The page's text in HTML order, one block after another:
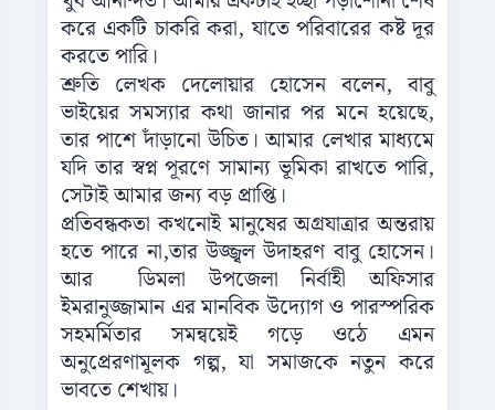
করে একটি চাকরি করা, যাতে পরিবারের কষ্ট দূর
করতে পারি।
শ্রুতি লেখক দেলোয়ার হোসেন বলেন, বাবু
ভাইয়ের সমস্যার কথা জানার পর মনে হয়েছে,
তার পাশে দাঁড়ানো উচিত। আমার লেখার মাধ্যমে
যদি তার স্বপ্ন পূরণে সামান্য ভূমিকা রাখতে পারি,
সেটাই আমার জন্য বড় প্রাপ্তি।
প্রতিবন্ধকতা কখনোই মানুষের অগ্রযাত্রার অন্তরায়
হতে পারে না,তার উজ্জ্বল উদাহরণ বাবু হোসেন।
আর ডিমলা উপজেলা নির্বাহী অফিসার
ইমরানুজ্জামান এর মানবিক উদ্যোগ ও পারস্পরিক
সহমর্মিতার সমন্বয়েই গড়ে ওঠে এমন
অনুপ্রেরণামূলক গল্প, যা সমাজকে নতুন করে
ভাবতে শেখায়।